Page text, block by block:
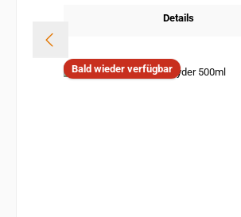
Details
Bald wieder verfügbar